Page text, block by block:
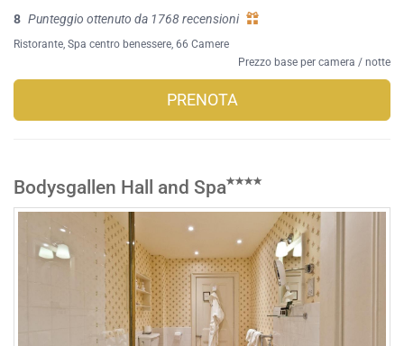
8 Punteggio ottenuto da 1768 recensioni
Ristorante, Spa centro benessere, 66 Camere
Prezzo base per camera / notte
PRENOTA
Bodysgallen Hall and Spa